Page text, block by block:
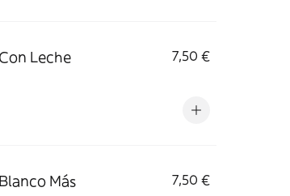
Leche
7,50 €
Más
7,50 €